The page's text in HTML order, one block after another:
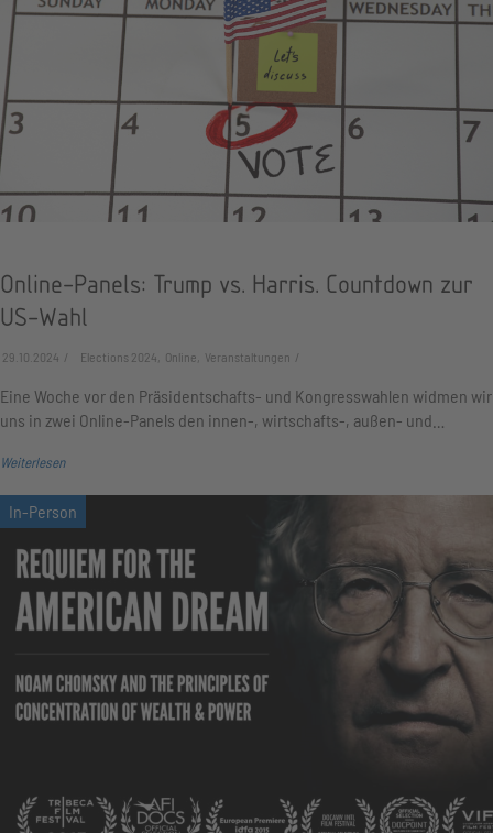
Online-Panels: Trump vs. Harris. Countdown zur
US-Wahl
29.10.2024 Elections 2024, Online, Veranstaltungen
Eine Woche vor den Präsidentschafts- und Kongresswahlen widmen wir
uns in zwei Online-Panels den innen-, wirtschafts-, außen- und…
Weiterlesen